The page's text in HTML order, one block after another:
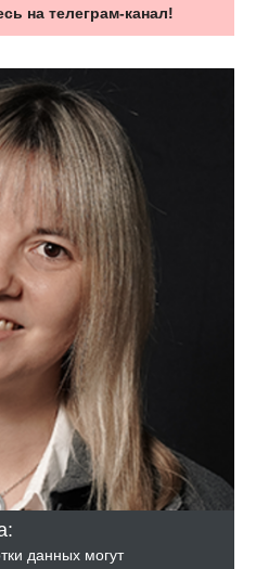
на телеграм-канал!
данных могут